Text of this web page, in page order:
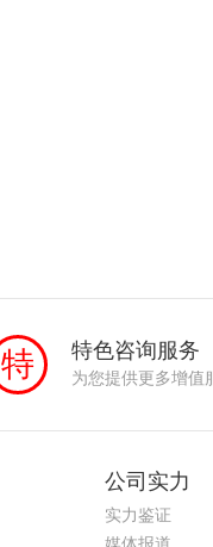
特 特色咨询服务
为您提供更多增值
公司实力
实力鉴证